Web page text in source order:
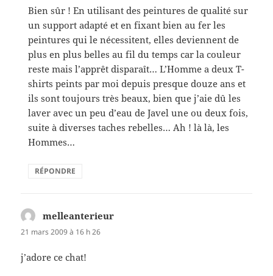
Bien sûr ! En utilisant des peintures de qualité sur
un support adapté et en fixant bien au fer les
peintures qui le nécessitent, elles deviennent de
plus en plus belles au fil du temps car la couleur
reste mais l’apprêt disparaît… L’Homme a deux T-
shirts peints par moi depuis presque douze ans et
ils sont toujours très beaux, bien que j’aie dû les
laver avec un peu d’eau de Javel une ou deux fois,
suite à diverses taches rebelles… Ah ! là là, les
Hommes…
RÉPONDRE
melleanterieur
21 mars 2009 à 16 h 26
j’adore ce chat!